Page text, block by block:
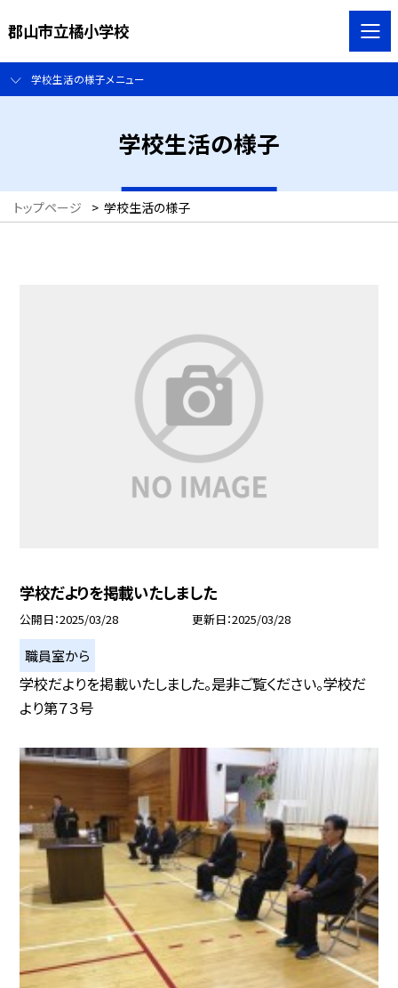
郡山市立橘小学校
学校生活の様子メニュー
学校生活の様子
トップページ > 学校生活の様子
学校だよりを掲載いたしました
公開日 2025/03/28 更新日 2025/03/28
職員室から
学校だよりを掲載いたしました。是非ご覧ください。学校だ
より第７３号